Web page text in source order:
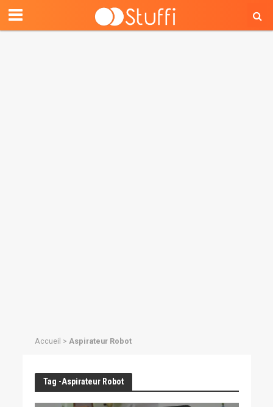
Accueil > Aspirateur Robot
Tag -Aspirateur Robot